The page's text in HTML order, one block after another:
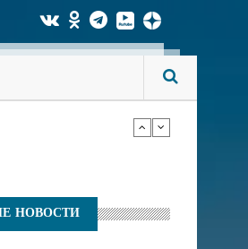
НОВОСТИ